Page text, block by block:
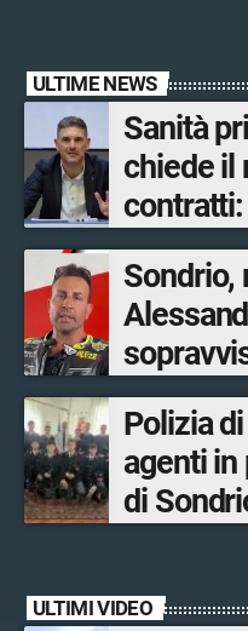
ULTIME NEWS
Sanità
chiede il
salari
Sondrio,
ustioni
Polizia
agenti in
di
ULTIMI VIDEO